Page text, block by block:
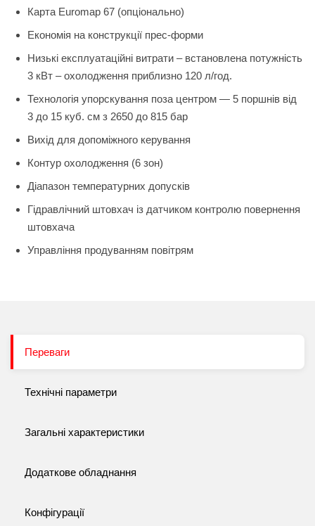
Карта Euromap 67 (опціонально)
Економія на конструкції прес-форми
Низькі експлуатаційні витрати – встановлена ​​потужність
3 кВт – охолодження приблизно 120 л/год.
Технологія упорскування поза центром — 5 поршнів від
3 до 15 куб. см з 2650 до 815 бар
Вихід для допоміжного керування
Контур охолодження (6 зон)
Діапазон температурних допусків
Гідравлічний штовхач із датчиком контролю повернення
штовхача
Управління продуванням повітрям
Переваги
Технічні параметри
Загальні характеристики
Додаткове обладнання
Конфігурації